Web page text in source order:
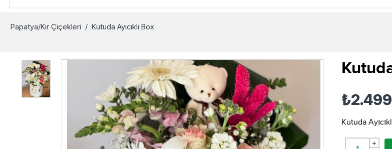
Papatya/Kır Çiçekleri / Kutuda Ayıcıklı Box
Kutuda
+